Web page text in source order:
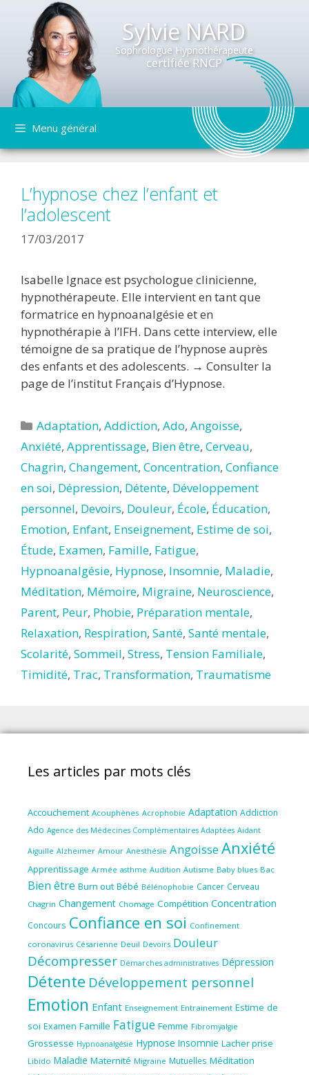
Sylvie NARD
Sophrologue Hypnothérapeute
certifiée RNCP
contenu
Menu général
L’hypnose chez l’enfant et
l’adolescent
17/03/2017
Isabelle Ignace est psychologue clinicienne,
hypnothérapeute. Elle intervient en tant que
formatrice en hypnoanalgésie et en
hypnothérapie à l’IFH. Dans cette interview, elle
témoigne de sa pratique de l’hypnose auprès
des enfants et des adolescents. → Consulter la
page de l’institut Français d’Hypnose.
Catégories
Adaptation,Addiction,Ado,Angoisse,
Anxiété, Apprentissage, Bien être, Cerveau,
Chagrin, Changement, Concentration, Confiance
en soi, Dépression, Détente, Développement
personnel, Devoirs, Douleur, École, Éducation,
Emotion, Enfant, Enseignement, Estime de soi,
Étude, Examen, Famille, Fatigue,
Hypnoanalgésie, Hypnose, Insomnie, Maladie,
Méditation, Mémoire, Migraine, Neuroscience,
Parent, Peur, Phobie, Préparation mentale,
Relaxation, Respiration, Santé, Santé mentale,
Scolarité, Sommeil, Stress, Tension Familiale,
Timidité, Trac, Transformation, Traumatisme
Les articles par mots clés
Accouchement Acouphènes Acrophobie Adaptation Addiction
Ado Agence des Médecines Complémentaires Adaptées Aidant
Aiguille Alzheimer Amour Anesthésie Angoisse Anxiété
Apprentissage Armée asthme Audition Autisme Baby blues Bac
Bien être Burn out Bébé Bélénophobie Cancer Cerveau
Chagrin Changement Chomage Compétition Concentration
Concours Confiance en soi Confinement
coronavirus Césarienne Deuil Devoirs Douleur
Décompresser Démarches administratives Dépression
Détente Développement personnel
Emotion Enfant Enseignement Entrainement Estime de
soi Examen Famille Fatigue Femme Fibromyalgie
Grossesse Hypnoanalgésie Hypnose Insomnie Lacher prise
Libido Maladie Maternité Migraine Mutuelles Méditation